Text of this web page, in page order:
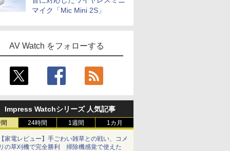
マイク「Mic Mini 2S」
AV Watch をフォローする
Impress Watchシリーズ 人気記事
24時間 1週間 1カ月
家電レビュー】手ごわい雑草との戦い、コメ
の草刈機で完全勝利 掃除機感覚で使えた